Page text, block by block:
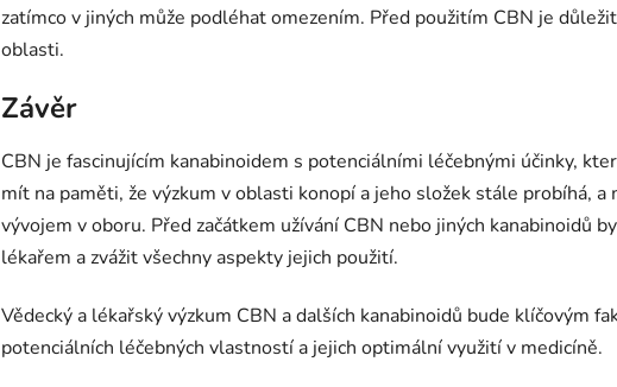
zatímco v jiných může podléhat omezením. Před použitím CBN je
oblasti.
Závěr
CBN je fascinujícím kanabinoidem s potenciálními léčebnými účinky,
mít na paměti, že výzkum v oblasti konopí a jeho složek stále probíhá,
vývojem v oboru. Před začátkem užívání CBN nebo jiných kanabinoidů
lékařem a zvážit všechny aspekty jejich použití.
Vědecký a lékařský výzkum CBN a dalších kanabinoidů bude klíčovým
potenciálních léčebných vlastností a jejich optimální využití v medicíně.